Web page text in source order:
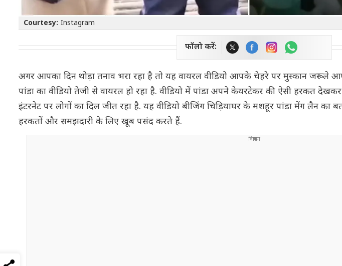
Courtesy: Instagram
फॉलो करें:
अगर आपका दिन थोड़ा तनाव भरा रहा है तो यह वायरल वीडियो आपके चेहरे पर मुस्कान जरूर ले
पांडा का वीडियो तेजी से वायरल हो रहा है. वीडियो में पांडा अपने केयरटेकर की ऐसी हरकत
इंटरनेट पर लोगों का दिल जीत रहा है. यह वीडियो बीजिंग चिड़ियाघर के मशहूर पांडा मेंग लैन का
हरकतों और समझदारी के लिए खूब पसंद करते हैं.